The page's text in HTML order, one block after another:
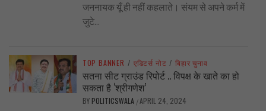
जननायक यूँ ही नहीं कहलाते। संयम से अपने कर्म में
जुटे...
TOP BANNER / एडिटर्स नोट / बिहार चुनाव
सतना सीट ग्राउंड रिपोर्ट .. विपक्ष के खाते का हो
सकता है ‘श्रीगणेश’
BY POLITICSWALA /APRIL 24, 2024